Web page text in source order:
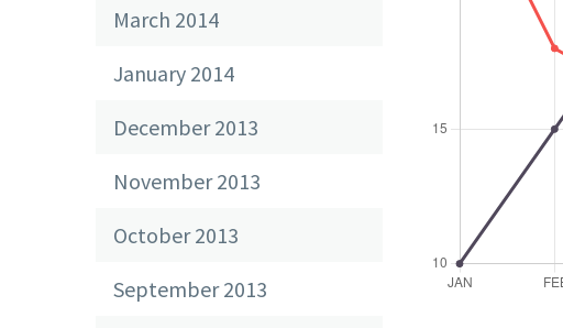
March 2014
January 2014
December 2013
November 2013
October 2013
September 2013